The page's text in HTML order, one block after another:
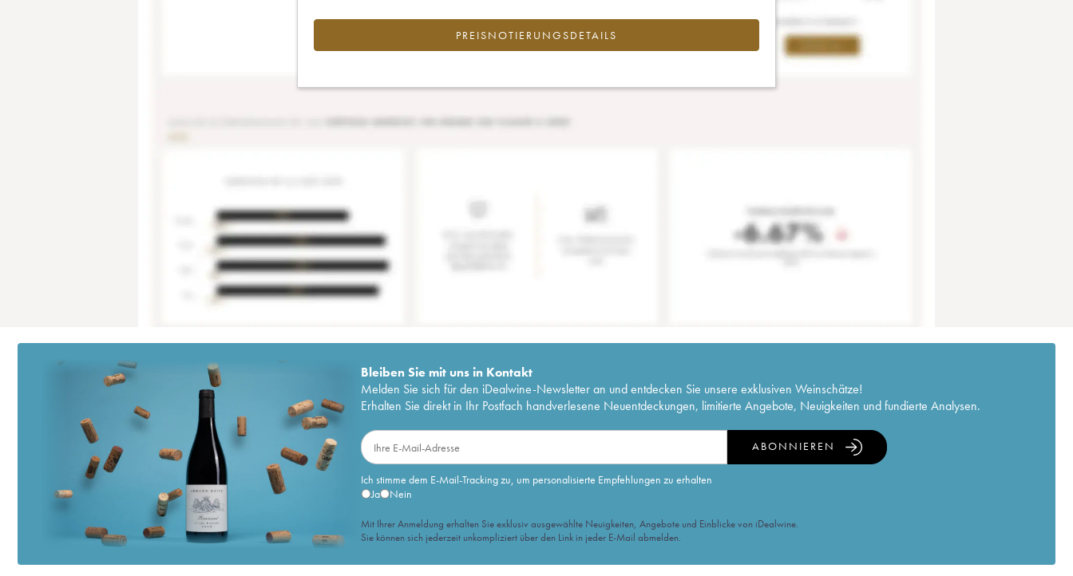
PREISNOTIERUNGSDETAILS
Bleiben Sie mit uns in Kontakt
Melden Sie sich für den iDealwine-Newsletter an und entdecken Sie unsere exklusiven Weinschätze!
Erhalten Sie direkt in Ihr Postfach handverlesene Neuentdeckungen, limitierte Angebote, Neuigkeiten und fundierte Analysen.
Ich stimme dem E-Mail-Tracking zu, um personalisierte Empfehlungen zu erhalten
Ja
Nein
ABONNIEREN
Mit Ihrer Anmeldung erhalten Sie exklusiv ausgewählte Neuigkeiten, Angebote und Einblicke von iDealwine.
Sie können sich jederzeit unkompliziert über den Link in jeder E-Mail abmelden.